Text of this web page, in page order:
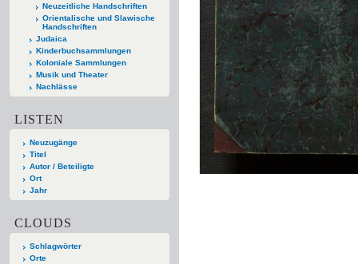
Neuzeitliche Handschriften
Orientalische und Slawische
Handschriften
Judaica
Kinderbuchsammlungen
Koloniale Sammlungen
Musik und Theater
Nachlässe
LISTEN
Neuzugänge
Titel
Autor / Beteiligte
Ort
Jahr
CLOUDS
Schlagwörter
Orte